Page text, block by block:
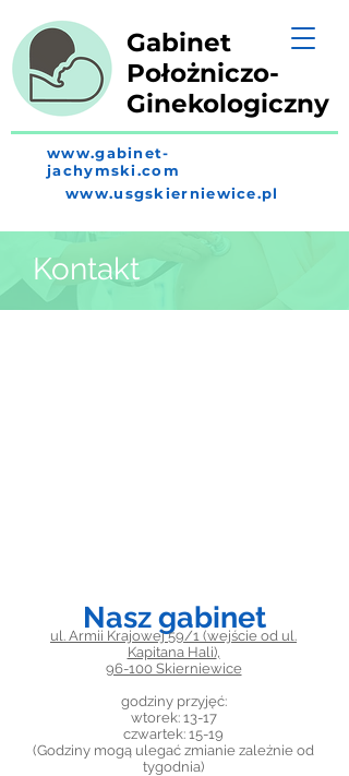
Gabinet
Położniczo-
Ginekologiczny
www.gabinet-
jachymski.com
www.usgskierniewice.pl
Kontakt
Nasz gabinet
ul. Armii Krajowej 59/1 (wejście od ul.
Kapitana Hali),
96-100 Skierniewice
godziny przyjęć:
wtorek: 13-17
czwartek: 15-19
(Godziny mogą ulegać zmianie zależnie od
tygodnia)